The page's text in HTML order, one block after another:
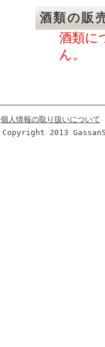
酒類の販
酒類に
ん。
個人情報の取り扱いについて
Copyright 2013